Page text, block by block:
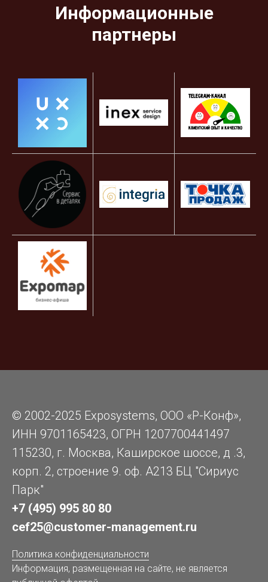
Информационные
партнеры
© 2002-2025 Exposystems, ООО «Р-Конф»,
ИНН 9701165423, ОГРН 1207700441497
115230, г. Москва, Каширское шоссе, д .3,
корп. 2, строение 9. оф. А213 БЦ "Сириус
Парк"
+7 (495) 995 80 80
cef25@customer-management.ru
Политика конфиденциальности
Информация, размещенная на сайте, не является